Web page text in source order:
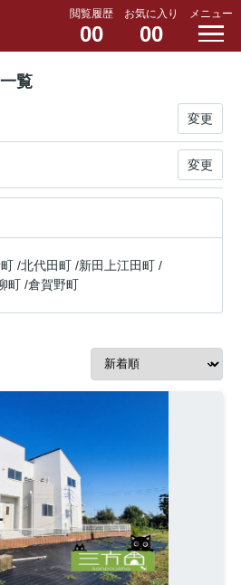
閲覧履歴
00
お気に入り
00
メニュー
覧
変更
変更
/北代田町 /新田上江田町 /
町 /倉賀野町